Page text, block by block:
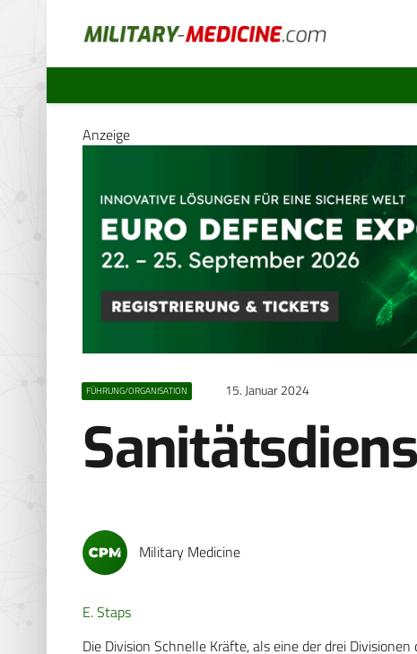
Anzeige
FÜHRUNG/ORGANISATION 15. Januar 2024
Military Medicine
E. Staps
Die Division Schnelle Kräfte, als eine der drei